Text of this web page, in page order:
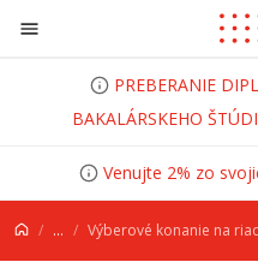
Prejsť na obsah
PREBERANIE
BAKALÁRSKEHO
Venujte 2% zo
... Výberové konanie na riaditeľa/riaditeľku